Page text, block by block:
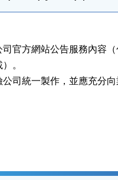
官方網站公告服務內容
。
公司統一製作，並應充分